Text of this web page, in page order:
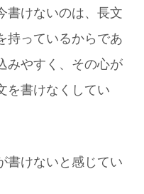
書けないのは、長文
持っているからであ
みやすく、その心が
を書けなくしてい
書けないと感じてい